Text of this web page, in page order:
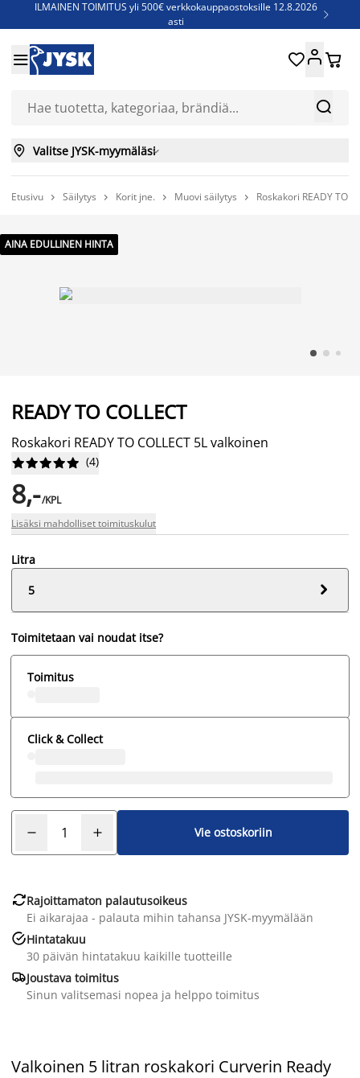
ILMAINEN TOIMITUS yli 500€ verkkokauppaostoksille 12.8.2026
asti

Jenkkisänkyjä - Säästä jopa 60%


 
 Valitse JYSK-myymäläsi
Etusivu  Säilytys  Korit jne.  Muovi säilytys  Roskakori READY TO
AINA EDULLINEN HINTA
READY TO COLLECT
Roskakori READY TO COLLECT 5L valkoinen





 (4)
8,-/KPL
Lisäksi mahdolliset toimituskulut
Litra
5

Toimitetaan vai noudat itse?
Toimitus
Click & Collect
Vie ostoskoriin
Rajoittamaton palautusoikeus
Ei aikarajaa - palauta mihin tahansa JYSK-myymälään
Hintatakuu
30 päivän hintatakuu kaikille tuotteille
Joustava toimitus
Sinun valitsemasi nopea ja helppo toimitus
Valkoinen 5 litran roskakori Curverin Ready